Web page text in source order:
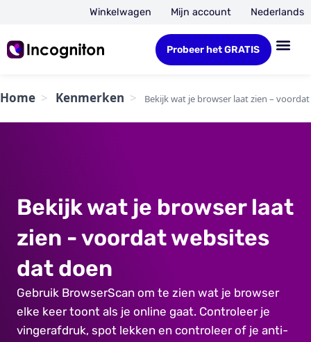
Winkelwagen Mijn account Nederlands
Probeer het GRATIS
Home Kenmerken Bekijk wat je browser laat zien –
Bekijk wat je browser laat
zien - voordat websites
dat doen
Gebruik BrowserScan om te zien wat je browser
elke keer toont als je online gaat. Controleer je
vingerafdruk, spot lekken en controleer of je anti-